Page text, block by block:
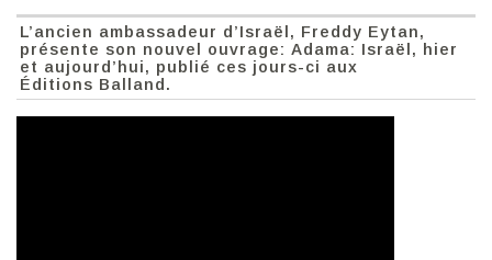
L’ancien ambassadeur d’Israël, Freddy Eytan,
présente son nouvel ouvrage: Adama: Israël, hier
et aujourd’hui, publié ces jours-ci aux
Éditions Balland.